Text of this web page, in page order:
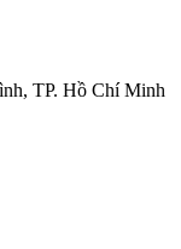
TP. Hồ Chí Minh